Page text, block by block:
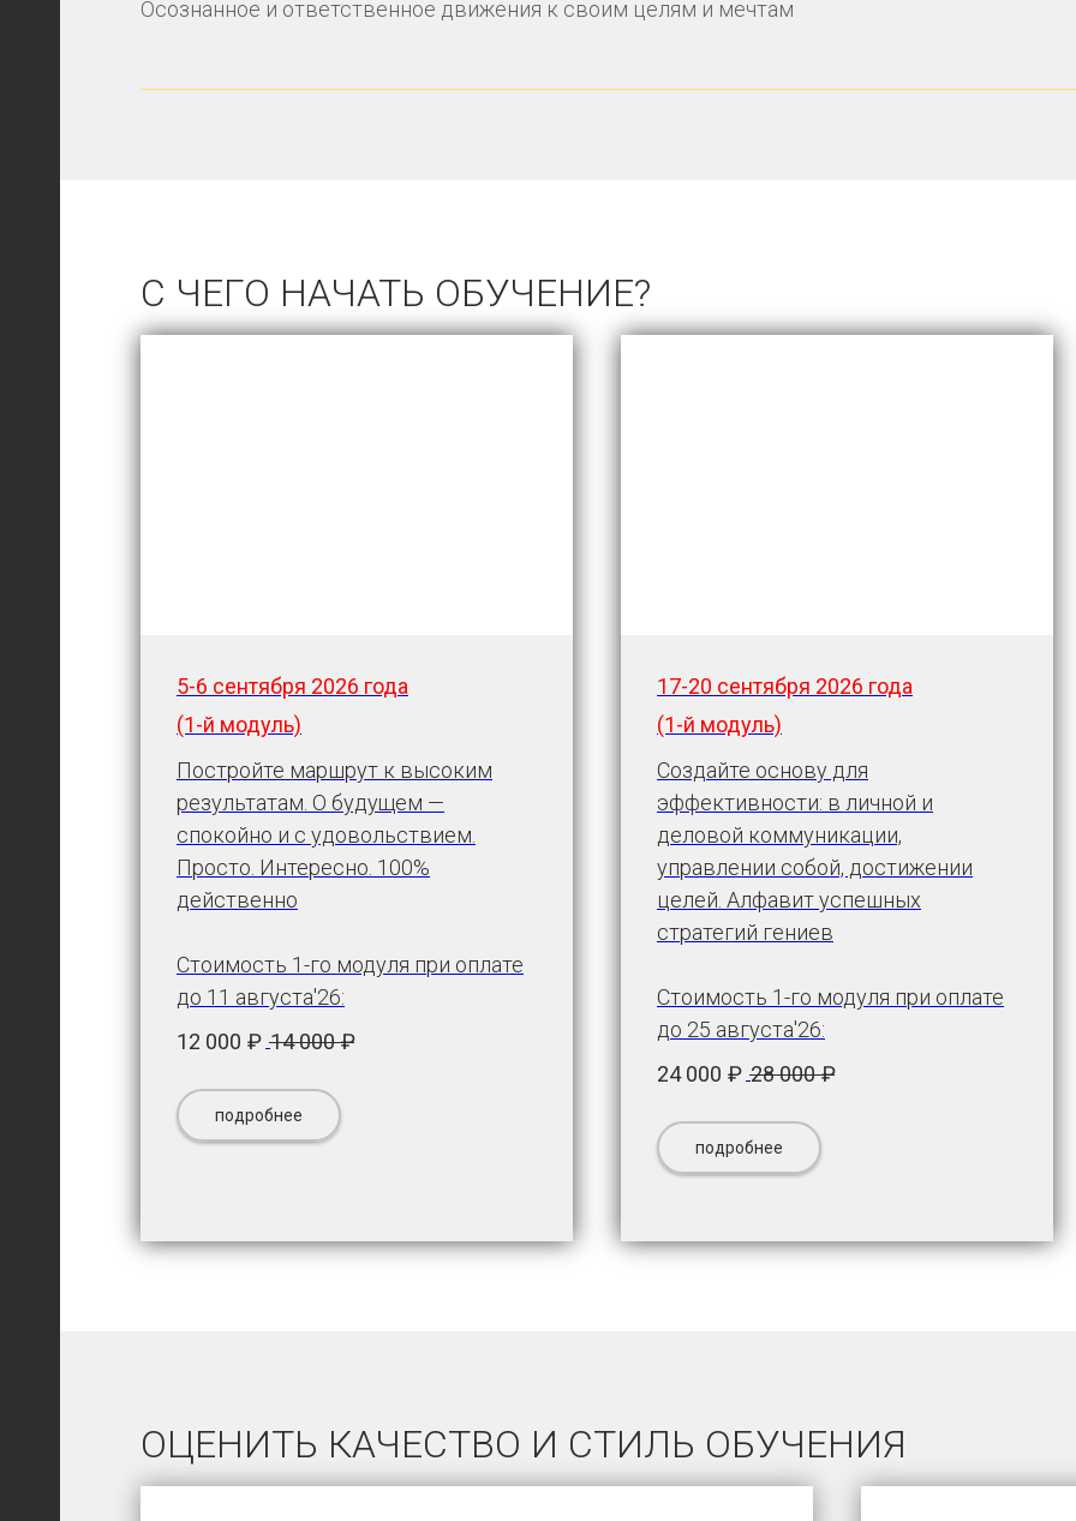
Осознанное и ответственное движения к своим целям и мечтам
С ЧЕГО НАЧАТЬ ОБУЧЕНИЕ?
5-6 сентября 2026 года
(1-й модуль)
Постройте маршрут к высоким
результатам. О будущем —
спокойно и с удовольствием.
Просто. Интересно. 100%
действенно
Стоимость 1-го модуля при оплате
до 11 августа'26:
12 000 ₽ 14 000 ₽
подробнее
17-20 сентября 2026 года
(1-й модуль)
Создайте основу для
эффективности: в личной и
деловой коммуникации,
управлении собой, достижении
целей. Алфавит успешных
стратегий гениев
Стоимость 1-го модуля при оплате
до 25 августа'26:
24 000 ₽ 28 000 ₽
подробнее
ОЦЕНИТЬ КАЧЕСТВО И СТИЛЬ ОБУЧЕНИЯ